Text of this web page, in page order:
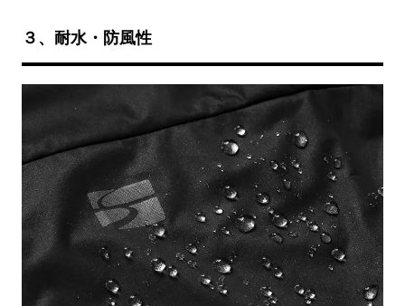
３、耐水・防風性